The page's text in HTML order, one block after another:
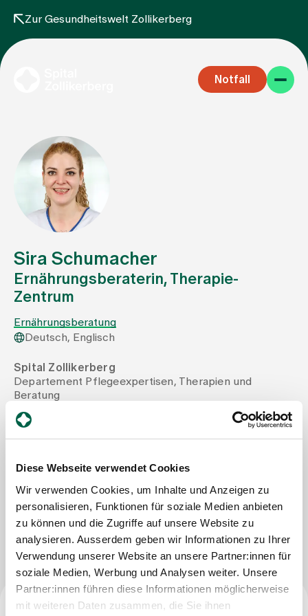
Diese Webseite verwendet Cookies
Wir verwenden Cookies, um Inhalte und Anzeigen zu
personalisieren, Funktionen für soziale Medien anbieten
zu können und die Zugriffe auf unsere Website zu
analysieren. Ausserdem geben wir Informationen zu Ihrer
Verwendung unserer Website an unsere Partner:innen für
soziale Medien, Werbung und Analysen weiter. Unsere
Partner:innen führen diese Informationen möglicherweise
mit weiteren Daten zusammen, die Sie ihnen
Zur Gesundheitswelt Zollikerberg
Notfall
Fachbereiche
Aufenthalt
Team
Zuweisende
Events
Aktuelles
Kontakt
Babygalerie
Blog
Sira Schumacher
Ernährungsberaterin, Therapie-
Zentrum
Ernährungsberatung
Deutsch, Englisch
Spital Zollikerberg
Departement Pflegeexpertisen, Therapien und
Beratung
Trichtenhauserstrasse 20
8125 Zollikerberg
Mail
sira.schumacher@therapie-zollikerberg.ch
Nachricht schreiben